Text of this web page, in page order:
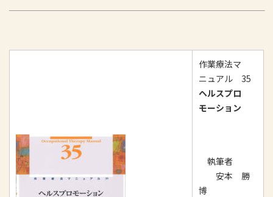
作業療法マ
ニュアル 35
ヘルスプロ
モーション
執筆者
安本 勝
博